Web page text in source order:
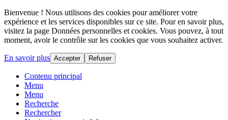
Bienvenue ! Nous utilisons des cookies pour améliorer votre
expérience et les services disponibles sur ce site. Pour en savoir plus,
visitez la page Données personnelles et cookies. Vous pouvez, à tout
moment, avoir le contrôle sur les cookies que vous souhaitez activer.
En savoir plus Accepter Refuser
Contenu principal
Menu
Menu
Recherche
Rechercher